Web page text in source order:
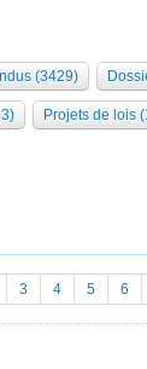
(3429)
Projets de lois
3 4 5 6